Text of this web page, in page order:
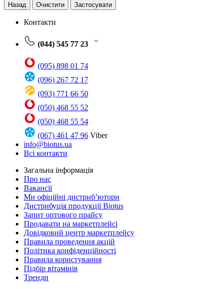
Назад Очистити Застосувати
Контакти
(044) 545 77 23
(095) 898 01 74
(096) 267 72 17
(093) 771 66 50
(050) 468 55 52
(050) 468 55 54
(067) 461 47 96 Viber
info@biotus.ua
Всі контакти
Загальна інформація
Про нас
Вакансії
Ми офіційні дистриб’ютори
Дистрибуція продукції Biotus
Запит оптового прайсу
Продавати на маркетплейсі
Довідковий центр маркетплейсу
Правила проведення акцій
Політика конфіденційності
Правила користування
Підбір вітамінів
Тренди